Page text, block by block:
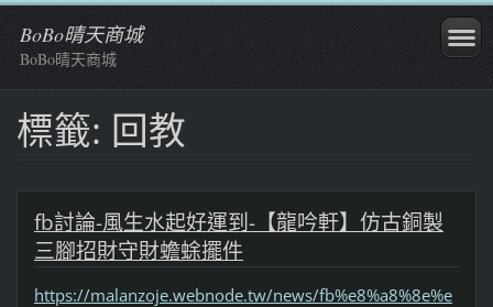
BoBo晴天商城
BoBo晴天商城
標籤: 回教
fb討論-風生水起好運到-【龍吟軒】仿古銅製
三腳招財守財蟾蜍擺件
https://malanzoje.webnode.tw/news/fb%e8%a8%8e%e